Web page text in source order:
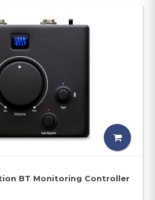
BT Monitoring Controller